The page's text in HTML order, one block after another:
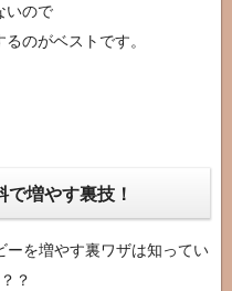
いので
のがベストです。
増やす裏技！
ーを増やす裏ワザは知ってい
？